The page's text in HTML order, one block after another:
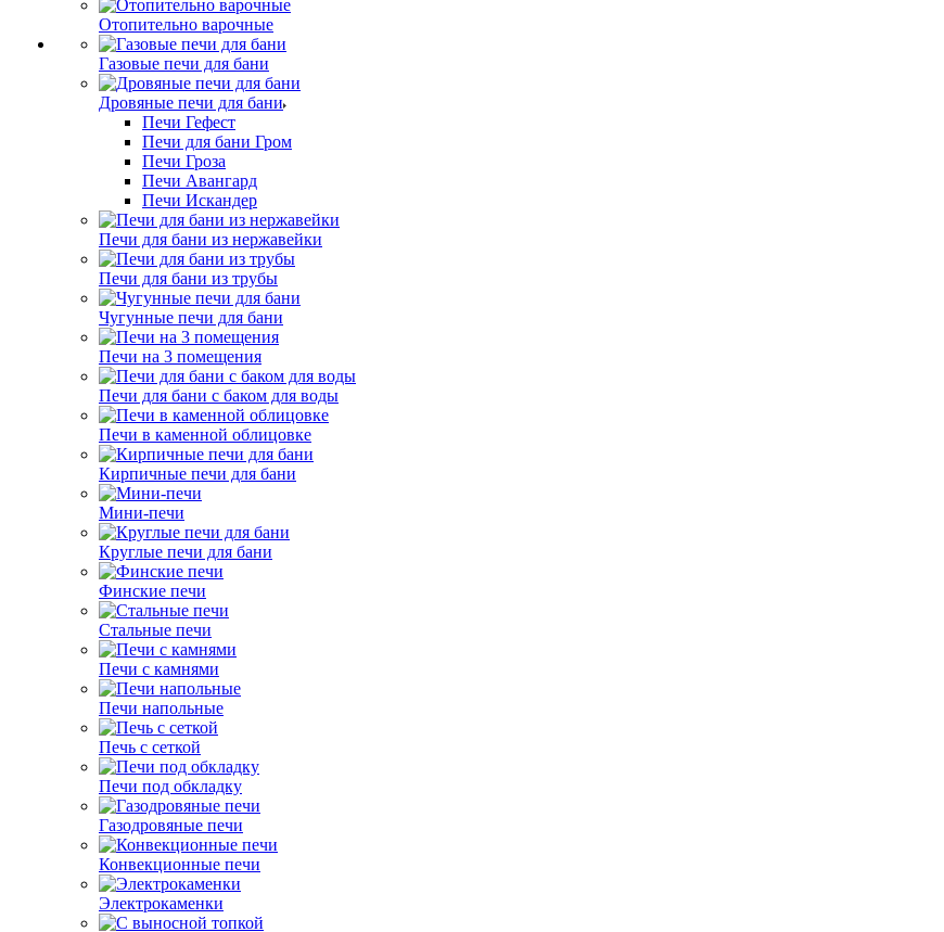
Отопительно варочные
Газовые печи для бани
Дровяные печи для бани
Печи Гефест
Печи для бани Гром
Печи Гроза
Печи Авангард
Печи Искандер
Печи для бани из нержавейки
Печи для бани из трубы
Чугунные печи для бани
Печи на 3 помещения
Печи для бани с баком для воды
Печи в каменной облицовке
Кирпичные печи для бани
Мини-печи
Круглые печи для бани
Финские печи
Стальные печи
Печи с камнями
Печи напольные
Печь с сеткой
Печи под обкладку
Газодровяные печи
Конвекционные печи
Электрокаменки